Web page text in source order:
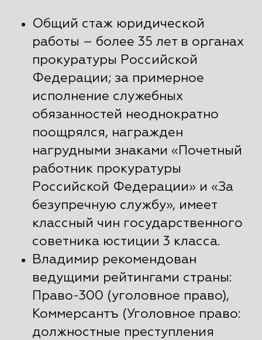
Общий стаж юридической
работы – более 35 лет в органах
прокуратуры Российской
Федерации; за примерное
исполнение служебных
обязанностей неоднократно
поощрялся, награжден
нагрудными знаками «Почетный
работник прокуратуры
Российской Федерации» и «За
безупречную службу», имеет
классный чин государственного
советника юстиции 3 класса.
Владимир рекомендован
ведущими рейтингами страны:
Право-300 (уголовное право),
Коммерсантъ (Уголовное право:
должностные преступления